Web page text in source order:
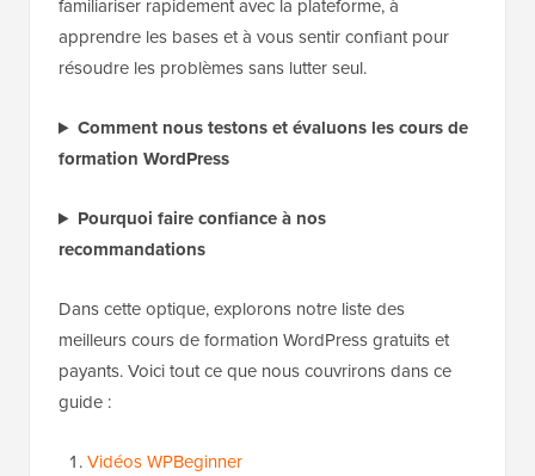
familiariser rapidement avec la plateforme, à
apprendre les bases et à vous sentir confiant pour
résoudre les problèmes sans lutter seul.
Comment nous testons et évaluons les cours de
formation WordPress
Pourquoi faire confiance à nos
recommandations
Dans cette optique, explorons notre liste des
meilleurs cours de formation WordPress gratuits et
payants. Voici tout ce que nous couvrirons dans ce
guide :
Vidéos WPBeginner